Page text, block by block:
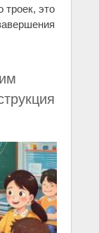
троек, это